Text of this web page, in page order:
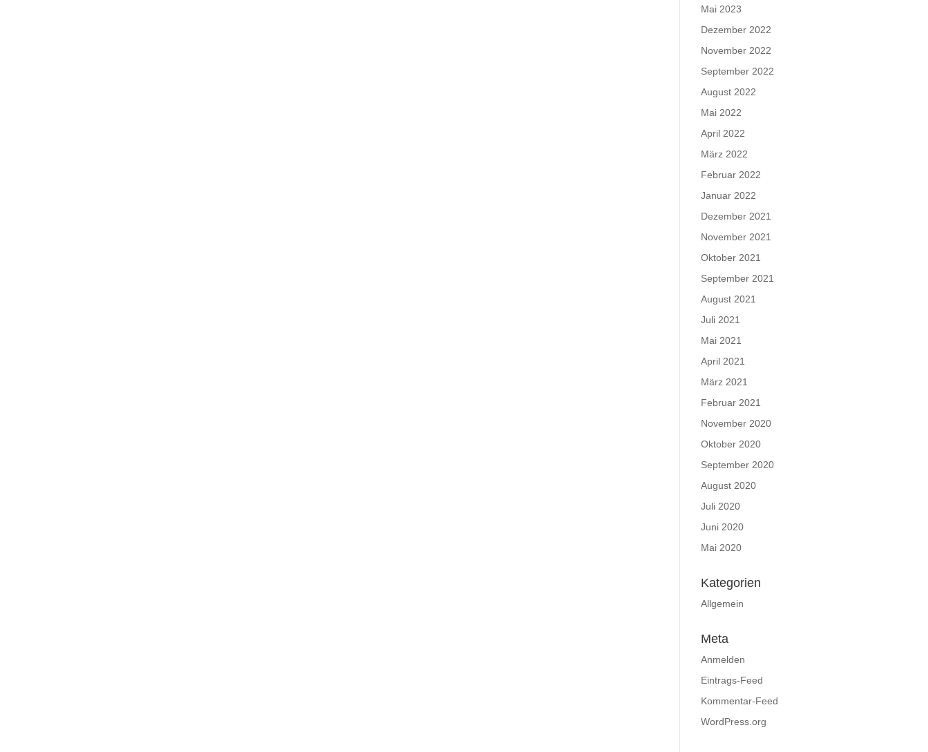
Mai 2023
Dezember 2022
November 2022
September 2022
August 2022
Mai 2022
April 2022
März 2022
Februar 2022
Januar 2022
Dezember 2021
November 2021
Oktober 2021
September 2021
August 2021
Juli 2021
Mai 2021
April 2021
März 2021
Februar 2021
November 2020
Oktober 2020
September 2020
August 2020
Juli 2020
Juni 2020
Mai 2020
Kategorien
Allgemein
Meta
Anmelden
Eintrags-Feed
Kommentar-Feed
WordPress.org